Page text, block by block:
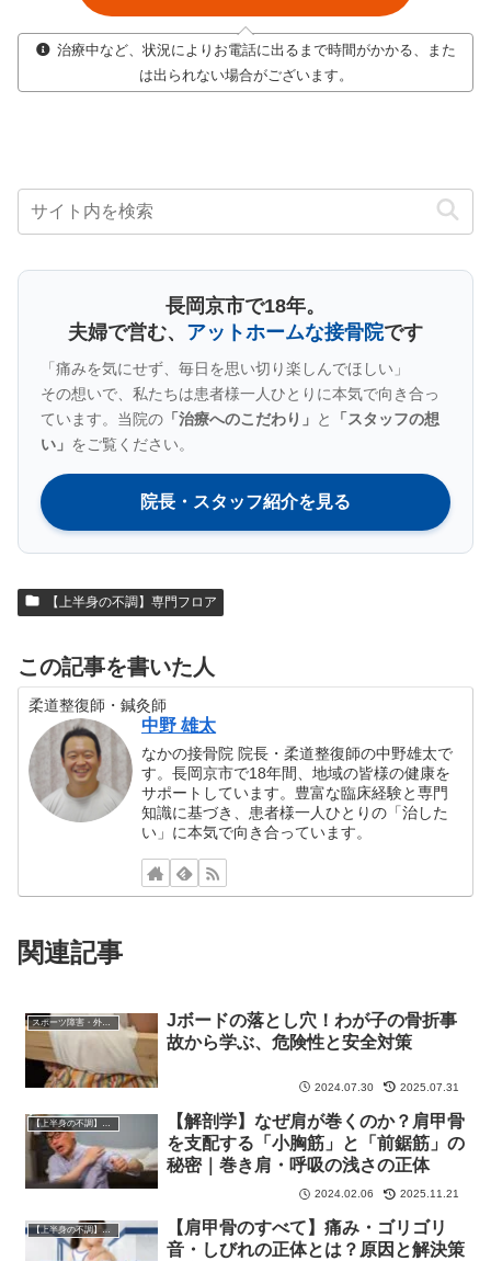
治療中など、状況によりお電話に出るまで時間がかかる、また
は出られない場合がございます。
長岡京市で18年。
夫婦で営む、 アットホームな接骨院です
「痛みを気にせず、毎日を思い切り楽しんでほしい」
その想いで、私たちは患者様一人ひとりに本気で向き合っ
ています。当院の 「治療へのこだわり」 と
「スタッフの想
い」 をご覧ください。
院長・スタッフ紹介を見る
【上半身の不調】専門フロア
この記事を書いた人
柔道整復師・鍼灸師
中野 雄太
なかの接骨院 院長・柔道整復師の中野雄太で
す。長岡京市で18年間、地域の皆様の健康を
サポートしています。豊富な臨床経験と専門
知識に基づき、患者様一人ひとりの「治した
い」に本気で向き合っています。
関連記事
スポーツ障害・外傷ケア
Jボードの落とし穴！わが子の骨折事
故から学ぶ、危険性と安全対策
2024.07.30 2025.07.31
【解剖学】なぜ肩が巻くのか？肩甲骨
を支配する「小胸筋」と「前鋸筋」の
秘密｜巻き肩・呼吸の浅さの正体
2024.02.06 2025.11.21
【上半身の不調】専門フロア
【肩甲骨のすべて】痛み・ゴリゴリ
音・しびれの正体とは？原因と解決策